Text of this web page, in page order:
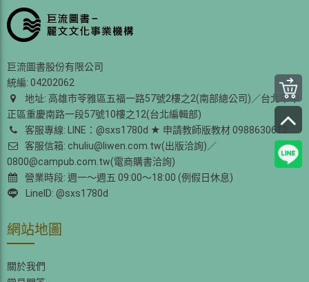
巨流圖書股份有限公司
統編: 04202062
地址: 高雄市苓雅區五福一路57號2樓之2(南部總公司)／台北市中
正區重慶南路一段57號10樓之12(台北編輯部)
客服專線: LINE：@sxs1780d ★ 申請教師版教材 0988630612
客服信箱: chuliu@liwen.com.tw(出版洽詢)／
0800@campub.com.tw(電商購書洽詢)
營業時段: 週一～週五 09:00～18:00 (例假日休息)
LineID: @sxs1780d
網站地圖
關於我們